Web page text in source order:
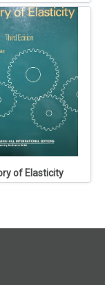
of Elasticity